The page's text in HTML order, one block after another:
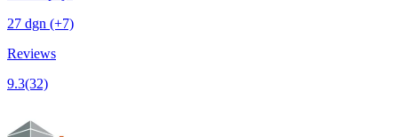
27 dgn (+7)
Reviews
9.3(32)